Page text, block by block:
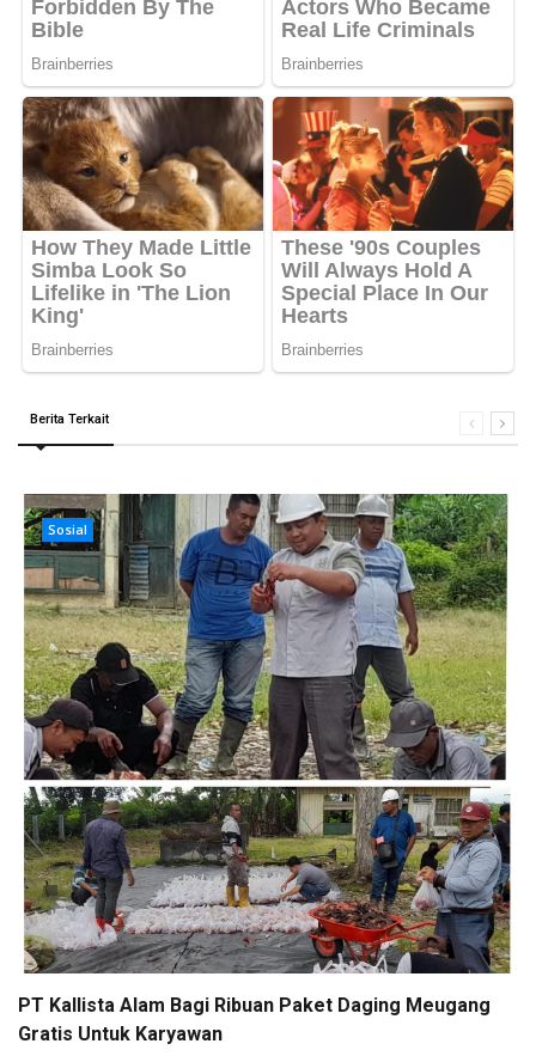
Berita Terkait
Sosial
PT Kallista Alam Bagi Ribuan Paket Daging Meugang
Gratis Untuk Karyawan